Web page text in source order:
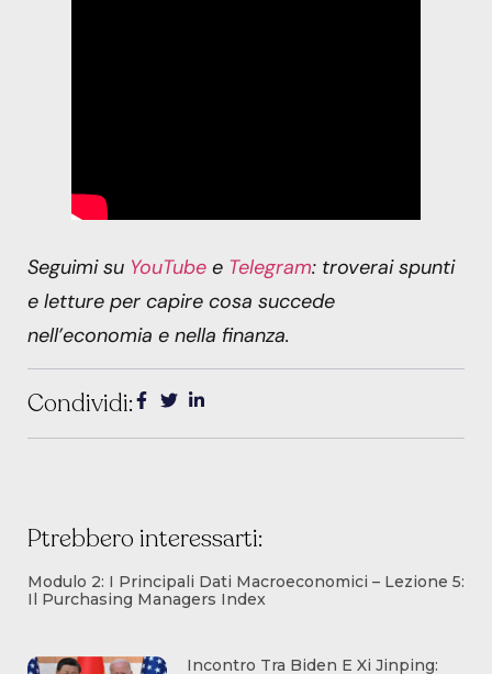
Seguimi su YouTube e Telegram: troverai spunti
e letture per capire cosa succede
nell’economia e nella finanza.
Condividi:
Ptrebbero interessarti:
Modulo 2: I Principali Dati Macroeconomici – Lezione 5:
Il Purchasing Managers Index
Incontro Tra Biden E Xi Jinping: